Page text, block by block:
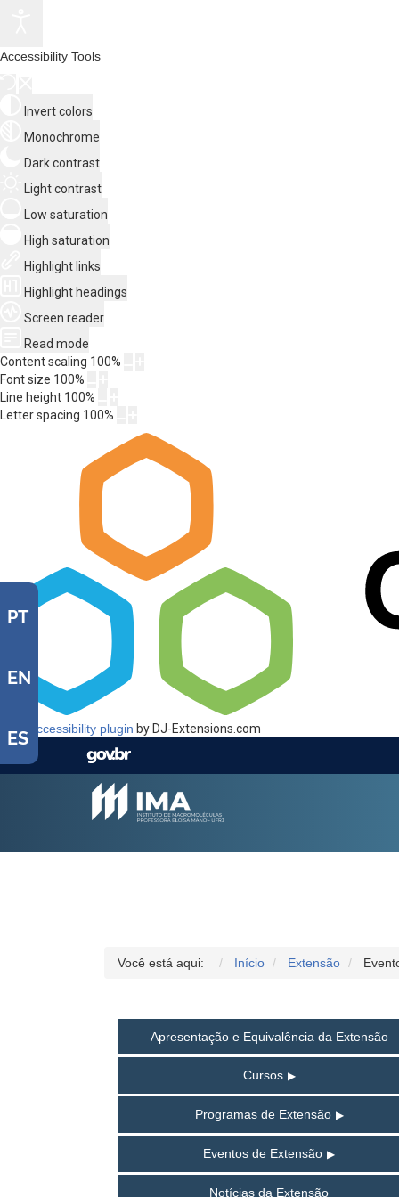
Accessibility Tools
Invert colors
Monochrome
Dark contrast
Light contrast
Low saturation
High saturation
Highlight links
Highlight headings
Screen reader
Read mode
Content scaling 100%
Font size 100%
Line height 100%
Letter spacing 100%
Web Accessibility plugin by DJ-Extensions.com
PT
EN
ES
Você está aqui: Início Extensão
Apresentação e Equivalência da Extensão
Cursos
Programas de Extensão
Eventos de Extensão
Notícias da Extensão